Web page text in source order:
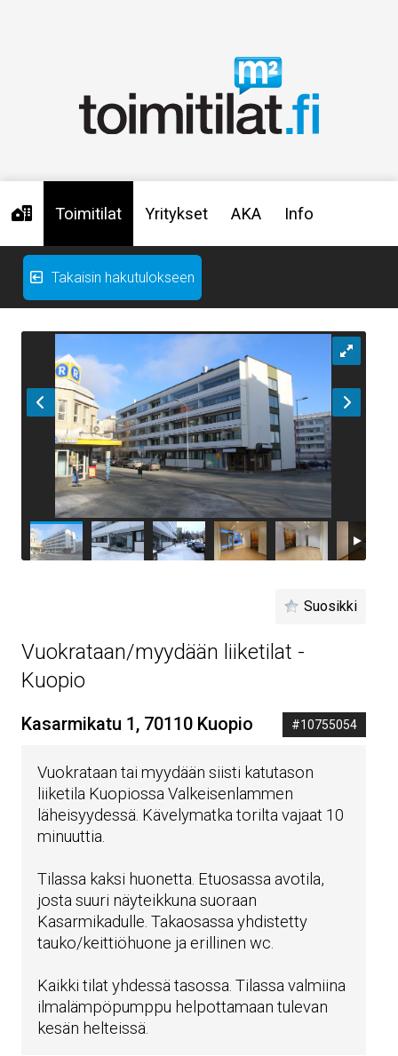
Toimitilat Yritykset AKA Info
Takaisin hakutulokseen
Suosikki
Vuokrataan/myydään liiketilat -
Kuopio
Kasarmikatu 1, 70110 Kuopio #10755054
Vuokrataan tai myydään siisti katutason
liiketila Kuopiossa Valkeisenlammen
läheisyydessä. Kävelymatka torilta vajaat 10
minuuttia.
Tilassa kaksi huonetta. Etuosassa avotila,
josta suuri näyteikkuna suoraan
Kasarmikadulle. Takaosassa yhdistetty
tauko/keittiöhuone ja erillinen wc.
Kaikki tilat yhdessä tasossa. Tilassa valmiina
ilmalämpöpumppu helpottamaan tulevan
kesän helteissä.